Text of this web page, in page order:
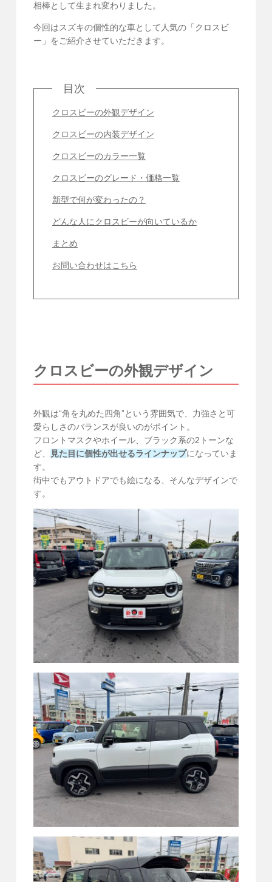
相棒として生まれ変わりました。
今回はスズキの個性的な車として人気の「クロスビ
ー」をご紹介させていただきます。
目次
クロスビーの外観デザイン
クロスビーの内装デザイン
クロスビーのカラー一覧
クロスビーのグレード・価格一覧
新型で何が変わったの？
どんな人にクロスビーが向いているか
まとめ
お問い合わせはこちら
クロスビーの外観デザイン
外観は“角を丸めた四角”という雰囲気で、力強さと可
愛らしさのバランスが良いのがポイント。
フロントマスクやホイール、ブラック系の2トーンな
ど、
見た目に個性が出せるラインナップになっていま
す。
街中でもアウトドアでも絵になる、そんなデザインで
す。